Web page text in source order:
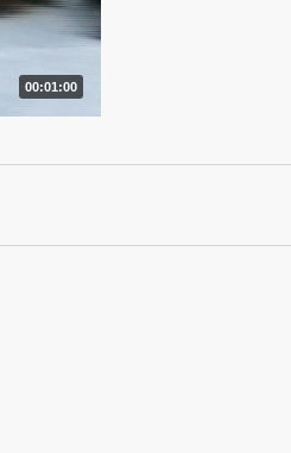
00:01:00